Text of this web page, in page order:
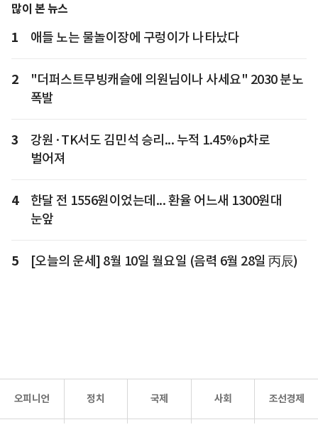
많이 본 뉴스
1 애들 노는 물놀이장에 구렁이가 나타났다
2
"더퍼스트무빙캐슬에 의원님이나 사세요" 2030 분노
폭발
3
강원·TK서도 김민석 승리... 누적 1.45%p차로
벌어져
4
한달 전 1556원이었는데... 환율 어느새 1300원대
눈앞
5 [오늘의 운세] 8월 10일 월요일 (음력 6월 28일 丙辰)
오피니언 정치 국제 사회 조선경제